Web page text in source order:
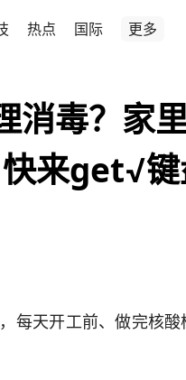
热点 国际 更多
消毒？家
来get√
每天开工前、做完核